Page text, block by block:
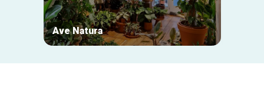
Ave Natura